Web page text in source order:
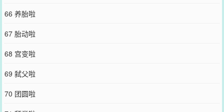
66 养胎啦
67 胎动啦
68 宫变啦
69 弑父啦
70 团圆啦